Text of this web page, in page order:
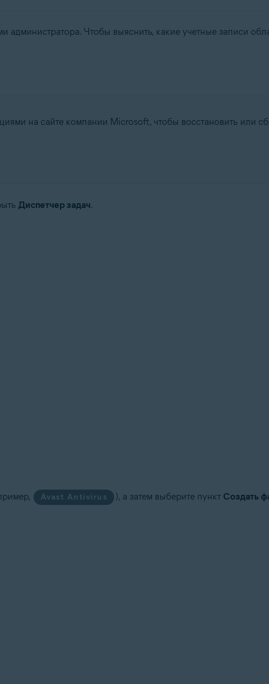
Чтобы выяснить, какие учетные записи
на сайте компании Microsoft, чтобы восстановить или
Диспетчер задач.
Avast Antivirus ), а затем выберите пункт Создать